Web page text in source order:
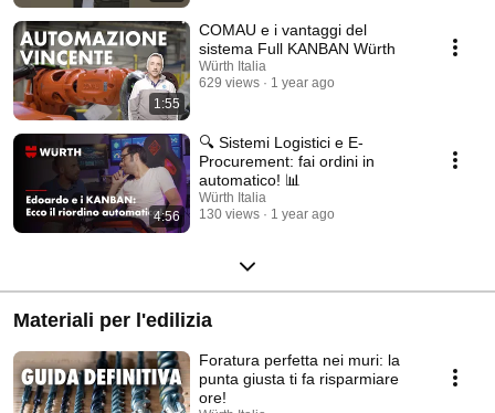
1:55
COMAU e i vantaggi del
sistema Full KANBAN Würth
Würth Italia
629 views
1 year ago
4:56
🔍 Sistemi Logistici e E-
Procurement: fai ordini in
automatico! 📊
Würth Italia
130 views
1 year ago
Materiali per l'edilizia
Foratura perfetta nei muri: la
punta giusta ti fa risparmiare
ore!